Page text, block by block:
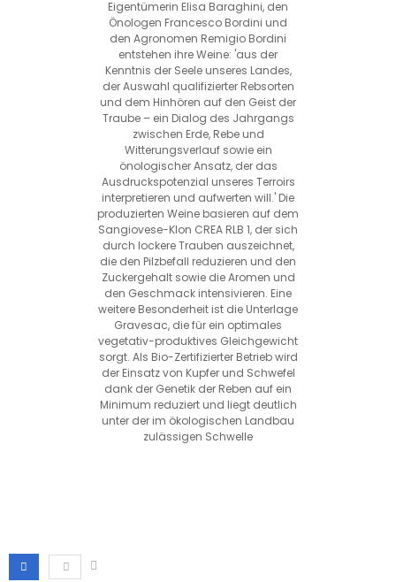
Eigentümerin Elisa Baraghini, den
Önologen Francesco Bordini und
den Agronomen Remigio Bordini
entstehen ihre Weine: 'aus der
Kenntnis der Seele unseres Landes,
der Auswahl qualifizierter Rebsorten
und dem Hinhören auf den Geist der
Traube – ein Dialog des Jahrgangs
zwischen Erde, Rebe und
Witterungsverlauf sowie ein
önologischer Ansatz, der das
Ausdruckspotenzial unseres Terroirs
interpretieren und aufwerten will.' Die
produzierten Weine basieren auf dem
Sangiovese-Klon CREA RLB 1, der sich
durch lockere Trauben auszeichnet,
die den Pilzbefall reduzieren und den
Zuckergehalt sowie die Aromen und
den Geschmack intensivieren. Eine
weitere Besonderheit ist die Unterlage
Gravesac, die für ein optimales
vegetativ-produktives Gleichgewicht
sorgt. Als Bio-Zertifizierter Betrieb wird
der Einsatz von Kupfer und Schwefel
dank der Genetik der Reben auf ein
Minimum reduziert und liegt deutlich
unter der im ökologischen Landbau
zulässigen Schwelle